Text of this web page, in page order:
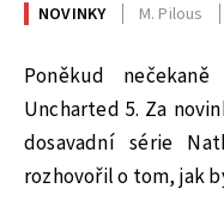
NOVINKY M. Pilous
Poněkud
Uncharted 5. Za
dosavadní série
rozhovořil o tom, jak